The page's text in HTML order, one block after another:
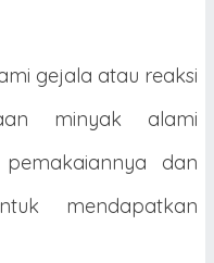
gejala atau reaksi
minyak alami
dan
mendapatkan